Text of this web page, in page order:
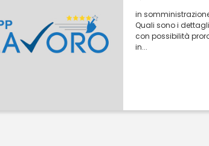
in
Quali sono i
con possibilità
in...